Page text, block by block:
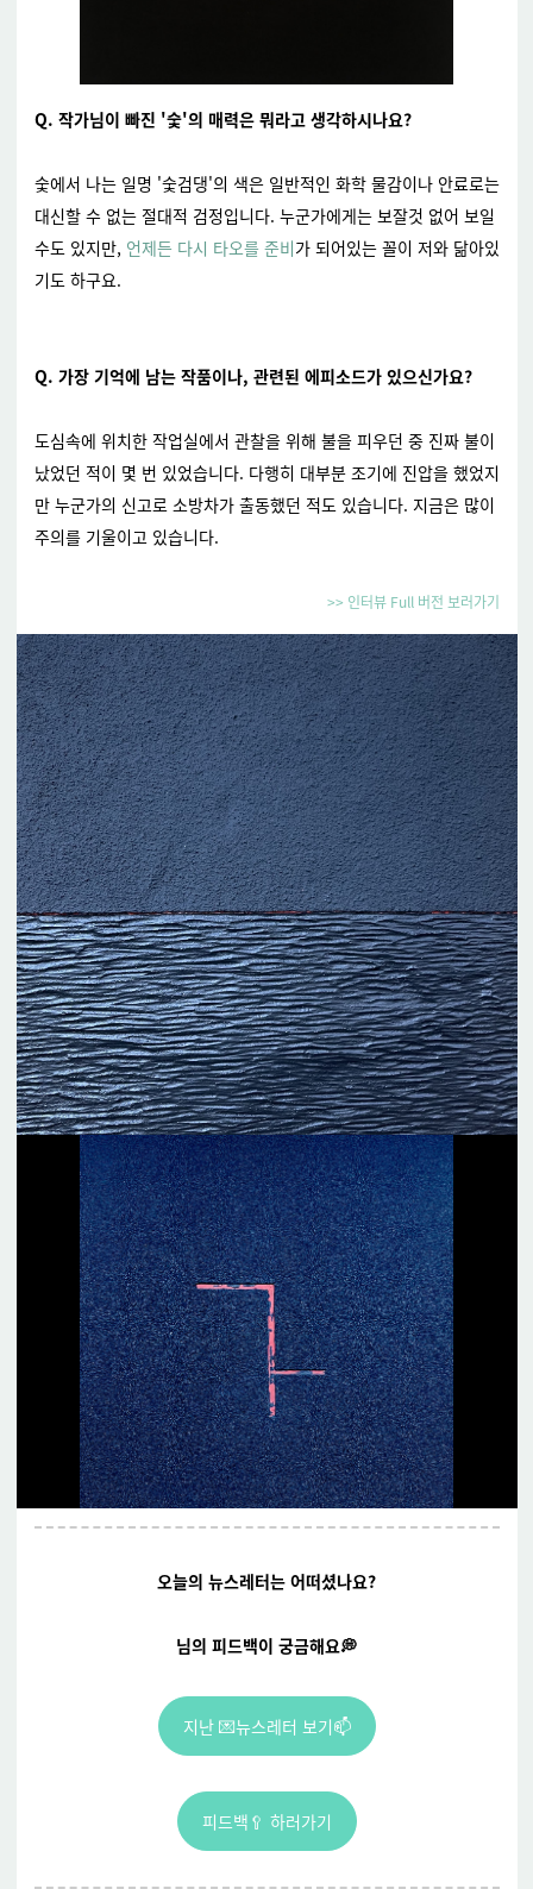
Q. 작가님이 빠진 '숯'의 매력은 뭐라고 생각하시나요?
숯에서 나는 일명 '숯검댕'의 색은 일반적인 화학 물감이나 안료로는
대신할 수 없는 절대적 검정입니다. 누군가에게는 보잘것 없어 보일
수도 있지만, 언제든 다시 타오를 준비가 되어있는 꼴이 저와 닮아있
기도 하구요.
Q. 가장 기억에 남는 작품이나, 관련된 에피소드가 있으신가요?
도심속에 위치한 작업실에서 관찰을 위해 불을 피우던 중 진짜 불이
났었던 적이 몇 번 있었습니다. 다행히 대부분 조기에 진압을 했었지
만 누군가의 신고로 소방차가 출동했던 적도 있습니다. 지금은 많이
주의를 기울이고 있습니다.
>> 인터뷰 Full 버전 보러가기
오늘의 뉴스레터는 어떠셨나요?
님의 피드백이 궁금해요💭
지난 💌뉴스레터 보기📫
피드백🥄 하러가기